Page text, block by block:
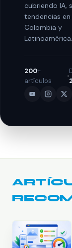
cubriendo IA,
tendencias en
Colombia y
Latinoamérica.
200+
artículos